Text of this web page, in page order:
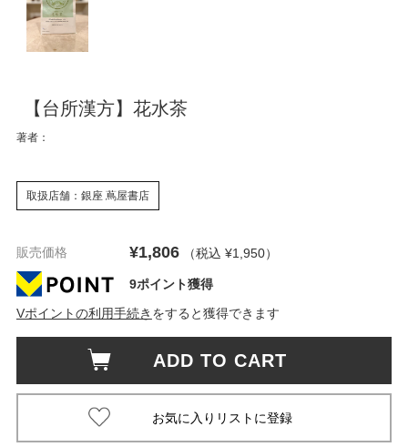
【台所漢方】花水茶
著者：
取扱店舗：銀座 蔦屋書店
販売価格 ¥1,806 （税込 ¥1,950）
9ポイント獲得
Vポイントの利用手続き をすると獲得できます
ADD TO CART